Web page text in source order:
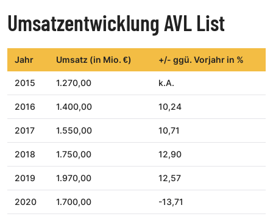
Umsatzentwicklung AVL List
Jahr Umsatz (in Mio. €) +/- ggü. Vorjahr in %
2015 1.270,00 k.A.
2016 1.400,00 10,24
2017 1.550,00 10,71
2018 1.750,00 12,90
2019 1.970,00 12,57
2020 1.700,00 -13,71